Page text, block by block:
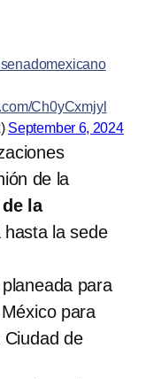
Ch0yCxmjyl
September 6, 2024
de la
la
la sede
para
para
Ciudad de